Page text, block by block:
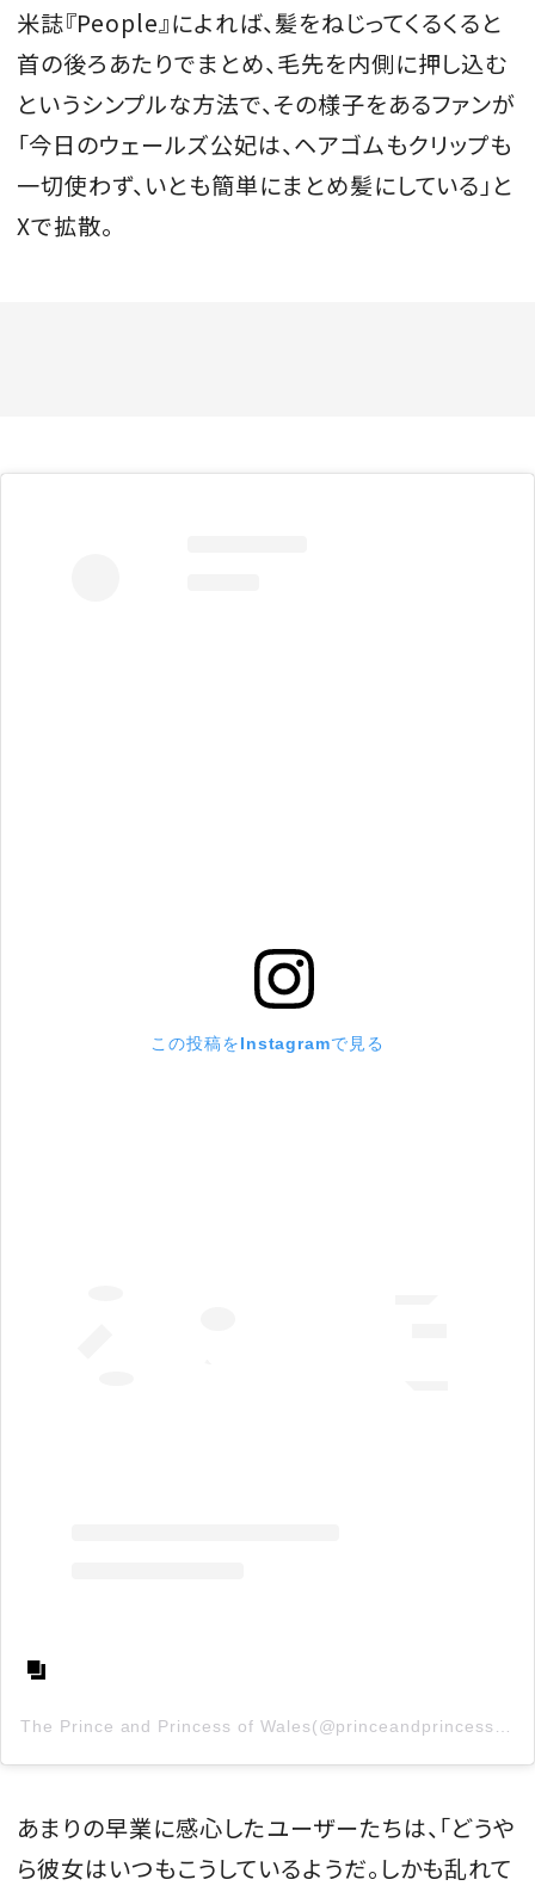
米誌『People』によれば、髪をねじってくるくると
首の後ろあたりでまとめ、毛先を内側に押し込む
というシンプルな方法で、その様子をあるファンが
「今日のウェールズ公妃は、ヘアゴムもクリップも
一切使わず、いとも簡単にまとめ髪にしている」と
Xで拡散。
この投稿をInstagramで見る
あまりの早業に感心したユーザーたちは、「どうや
ら彼女はいつもこうしているようだ。しかも乱れて